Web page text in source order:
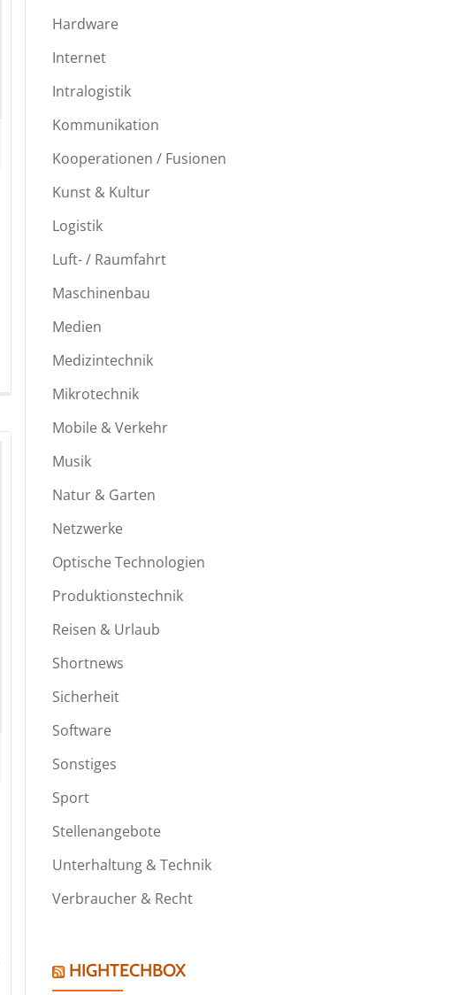
Hardware
Internet
Intralogistik
Kommunikation
Kooperationen / Fusionen
Kunst & Kultur
Logistik
Luft- / Raumfahrt
Maschinenbau
Medien
Medizintechnik
Mikrotechnik
Mobile & Verkehr
Musik
Natur & Garten
Netzwerke
Optische Technologien
Produktionstechnik
Reisen & Urlaub
Shortnews
Sicherheit
Software
Sonstiges
Sport
Stellenangebote
Unterhaltung & Technik
Verbraucher & Recht
HIGHTECHBOX